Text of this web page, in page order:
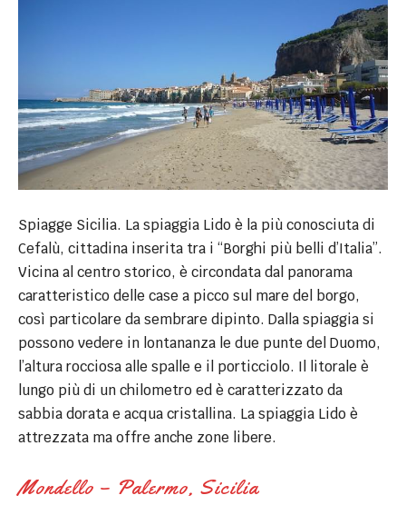
Spiagge Sicilia. La spiaggia Lido è la più conosciuta di
Cefalù, cittadina inserita tra i “Borghi più belli d’Italia”.
Vicina al centro storico, è circondata dal panorama
caratteristico delle case a picco sul mare del borgo,
così particolare da sembrare dipinto. Dalla spiaggia si
possono vedere in lontananza le due punte del Duomo,
l’altura rocciosa alle spalle e il porticciolo. Il litorale è
lungo più di un chilometro ed è caratterizzato da
sabbia dorata e acqua cristallina. La spiaggia Lido è
attrezzata ma offre anche zone libere.
Mondello – Palermo, Sicilia